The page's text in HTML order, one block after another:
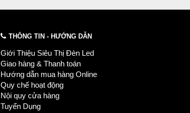
THÔNG TIN - HƯỚNG DẪN
Giới Thiệu Siêu Thị Đèn Led
Giao hàng & Thanh toán
Hướng dẫn mua hàng Online
Quy chế hoạt động
Nội quy cửa hàng
Tuyển Dụng